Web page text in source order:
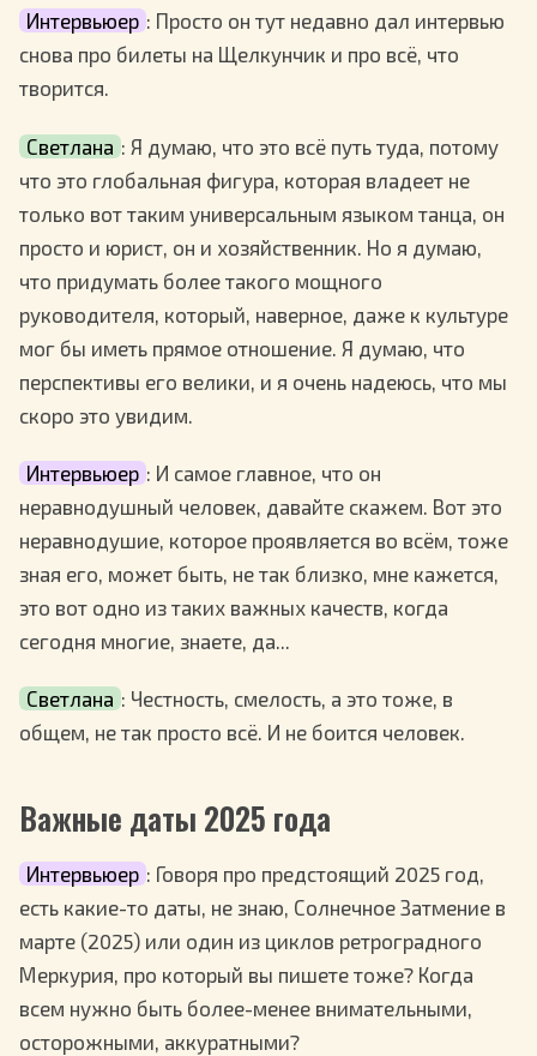
Интервьюер : Просто он тут недавно дал интервью
снова про билеты на Щелкунчик и про всё, что
творится.
Светлана : Я думаю, что это всё путь туда, потому
что это глобальная фигура, которая владеет не
только вот таким универсальным языком танца, он
просто и юрист, он и хозяйственник. Но я думаю,
что придумать более такого мощного
руководителя, который, наверное, даже к культуре
мог бы иметь прямое отношение. Я думаю, что
перспективы его велики, и я очень надеюсь, что мы
скоро это увидим.
Интервьюер : И самое главное, что он
неравнодушный человек, давайте скажем. Вот это
неравнодушие, которое проявляется во всём, тоже
зная его, может быть, не так близко, мне кажется,
это вот одно из таких важных качеств, когда
сегодня многие, знаете, да...
Светлана : Честность, смелость, а это тоже, в
общем, не так просто всё. И не боится человек.
Важные даты 2025 года
Интервьюер : Говоря про предстоящий 2025 год,
есть какие-то даты, не знаю, Солнечное Затмение в
марте (2025) или один из циклов ретроградного
Меркурия, про который вы пишете тоже? Когда
всем нужно быть более-менее внимательными,
осторожными, аккуратными?